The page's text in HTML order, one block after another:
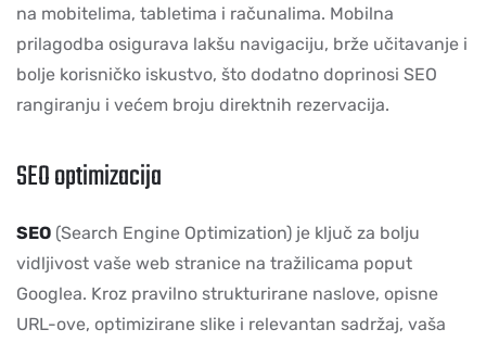
na mobitelima, tabletima i računalima. Mobilna
prilagodba osigurava lakšu navigaciju, brže učitavanje i
bolje korisničko iskustvo, što dodatno doprinosi SEO
rangiranju i većem broju direktnih rezervacija.
SEO optimizacija
SEO (Search Engine Optimization) je ključ za bolju
vidljivost vaše web stranice na tražilicama poput
Googlea. Kroz pravilno strukturirane naslove, opisne
URL-ove, optimizirane slike i relevantan sadržaj, vaša